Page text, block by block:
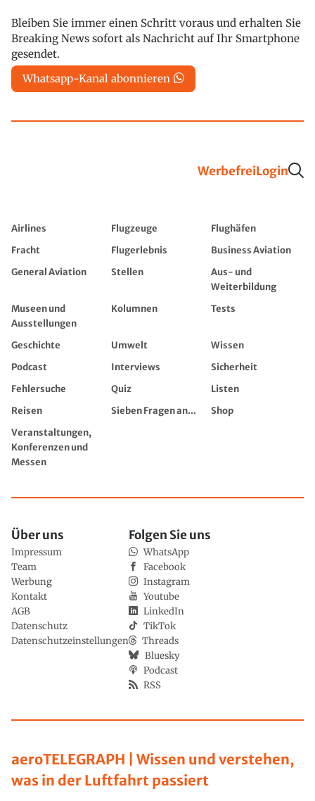
Bleiben Sie immer einen Schritt voraus und erhalten Sie
Breaking News sofort als Nachricht auf Ihr Smartphone
gesendet.
Whatsapp-Kanal abonnieren
WerbefreiLogin
Airlines Flugzeuge
Flughäfen
Fracht
Flugerlebnis
Business Aviation
General Aviation
Stellen
Aus- und
Weiterbildung
Museen und
Ausstellungen
Kolumnen Tests
Geschichte Umwelt
Wissen
Podcast
Interviews
Sicherheit
Fehlersuche
Quiz
Listen
Reisen
Sieben Fragen an...
Shop
Veranstaltungen,
Konferenzen und
Messen
aeroTELEGRAPH | Wissen und verstehen,
was in der Luftfahrt passiert
Über uns
Impressum
Team
Werbung
Kontakt
AGB
Datenschutz
Datenschutzeinstellungen
Folgen Sie uns
WhatsApp
Facebook
Instagram
Youtube
LinkedIn
TikTok
Threads
Bluesky
Podcast
RSS